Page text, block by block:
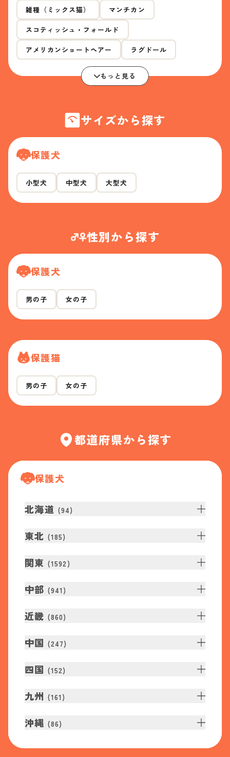
雑種（ミックス猫） マンチカン
スコティッシュ・フォールド
アメリカンショートヘアー ラグドール
もっと見る
サイズから探す
保護犬
小型犬 中型犬 大型犬
性別から探す
保護犬
男の子 女の子
保護猫
男の子 女の子
都道府県から探す
保護犬
北海道 (94)
東北 (185)
関東 (1592 )
中部 (941 )
近畿 (860)
中国 (247)
四国 (152)
九州 (161 )
沖縄 (86)